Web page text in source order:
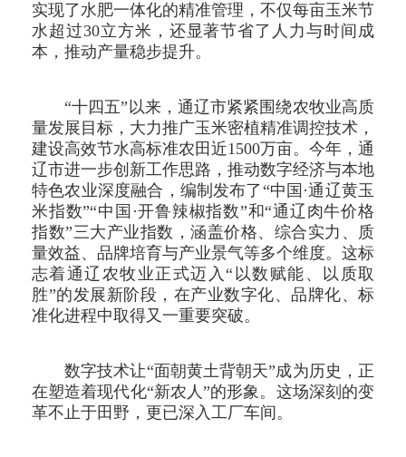
实现了水肥一体化的精准管理，不仅每亩玉米节
水超过30立方米，还显著节省了人力与时间成
本，推动产量稳步提升。
“十四五”以来，通辽市紧紧围绕农牧业高质
量发展目标，大力推广玉米密植精准调控技术，
建设高效节水高标准农田近1500万亩。今年，通
辽市进一步创新工作思路，推动数字经济与本地
特色农业深度融合，编制发布了“中国·通辽黄玉
米指数”“中国·开鲁辣椒指数”和“通辽肉牛价格
指数”三大产业指数，涵盖价格、综合实力、质
量效益、品牌培育与产业景气等多个维度。这标
志着通辽农牧业正式迈入“以数赋能、以质取
胜”的发展新阶段，在产业数字化、品牌化、标
准化进程中取得又一重要突破。
数字技术让“面朝黄土背朝天”成为历史，正
在塑造着现代化“新农人”的形象。这场深刻的变
革不止于田野，更已深入工厂车间。